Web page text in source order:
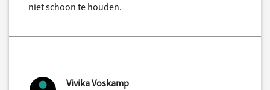
niet schoon te houden.
Vivika Voskamp